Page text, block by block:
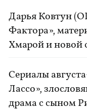
Дарья Ковтун
Фактора»,
Хмарой и новой
Сериалы
Лассо»,
драма с сыном